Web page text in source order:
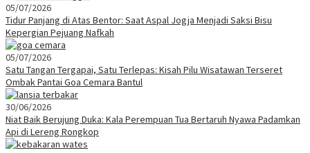
05/07/2026
Tidur Panjang di Atas Bentor: Saat Aspal Jogja Menjadi Saksi Bisu
Kepergian Pejuang Nafkah
05/07/2026
Satu Tangan Tergapai, Satu Terlepas: Kisah Pilu Wisatawan Terseret
Ombak Pantai Goa Cemara Bantul
30/06/2026
Niat Baik Berujung Duka: Kala Perempuan Tua Bertaruh Nyawa Padamkan
Api di Lereng Rongkop